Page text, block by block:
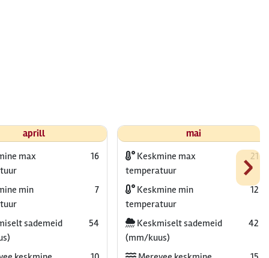
›
aprill
max
16
min
7
sademeid
54
mai
Keskmine max
temperatuur
21
Keskmine min
temperatuur
12
Keskmiselt sademeid
(mm/kuus)
42